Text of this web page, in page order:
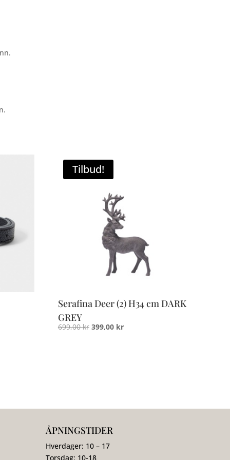
Tilbud!
Serafina Deer (2) H34 cm DARK
GREY
699,00kr Opprinnelig
399,00 krNåværende
ÅPNINGSTIDER
Hverdager: 10 – 17
Torsdag: 10-18